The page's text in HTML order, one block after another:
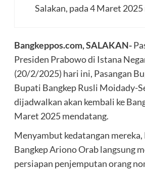
Salakan, pada 4 Maret
Bangkeppos.com, SALAKAN-
Presiden Prabowo di Istana
(20/2/2025) hari ini, Pasangan
Bupati Bangkep Rusli Moidady-
dijadwalkan akan kembali ke
Maret 2025 mendatang.
Menyambut kedatangan mereka,
Bangkep Ariono Orab langsung
persiapan penjemputan orang